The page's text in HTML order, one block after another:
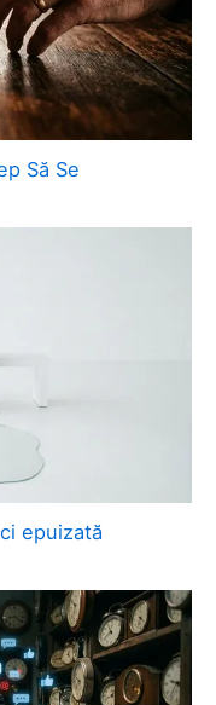
Să Se
epuizată